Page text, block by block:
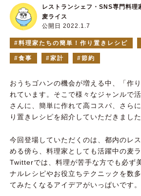
公開日 2022.1.7
レストランシェフ・SNS専門料理
麦ライス
料理家たちの簡単！作り置きレシピ
食事 家計 節約
おうちゴハンの機会が増える中、「作
れています。そこで様々なジャンルで
さんに、簡単に作れて高コスパ、さら
り置きレシピを紹介していただきました
今回登場していただくのは、都内のレ
める傍ら、料理家としても活躍中の麦
Twitterでは、料理が苦手な方でも必ず
ナルレシピやお役立ちテクニックを数
てみたくなるアイデアがいっぱいです。